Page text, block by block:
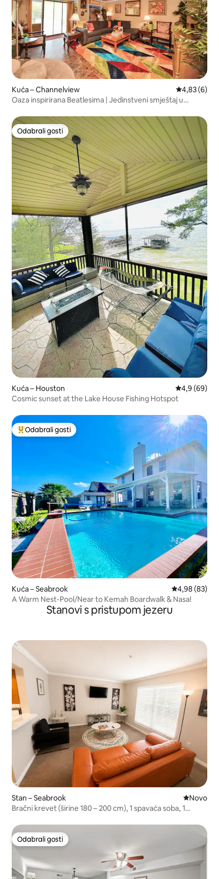
Kuća – Channelview Prosječna
4,83 (6)
Oaza inspirirana Beatlesima | Jedinstveni smještaj u
Odabrali gosti
Odabrali gosti
Kuća – Houston Prosječna
4,9 (69)
Cosmic sunset at the Lake House Fishing Hotspot
Među najviše rangiranima s oznakom „Odabrali gosti”
Odabrali gosti
Kuća – Seabrook Prosječna
4,98 (83)
A Warm Nest-Pool/Near to Kemah Boardwalk & Nasa!
Stanovi s pristupom jezeru
Stan – Seabrook Novi
Novo
Bračni krevet (širine 180 – 200 cm), 1 spavaća soba, 1
Odabrali gosti
Odabrali gosti